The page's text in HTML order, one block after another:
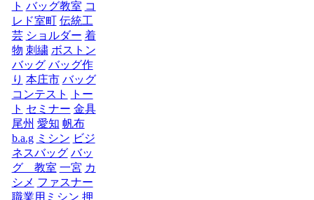
ト バッグ教室 コ
レド室町 伝統工
芸 ショルダー 着
物 刺繍 ボストン
バッグ バッグ作
り 本庄市 バッグ
コンテスト
トー
ト セミナー 金具
尾州 愛知 帆布
b.a.g ミシン ビジ
ネスバッグ バッ
グ 教室 一宮 カ
シメ ファスナー
職業用ミシン 押